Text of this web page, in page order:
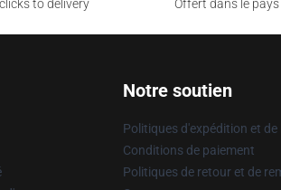
to delivery
Offert dans le
Notre soutien
Politiques d'expédition et de
Conditions de paiement
Politiques de retour et de